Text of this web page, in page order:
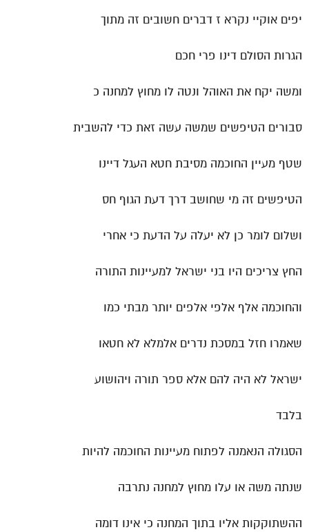
יפים אוקיי נקרא ז דברים חשובים זה מתוך
הגרות הסולם דינו פרי חכם
ומשה יקח את האוהל ונטה לו מחוץ למחנה כ
סבורים הטיפשים שמשה עשה זאת כדי להשבית
שטף מעיין החוכמה מסיבת חטא העגל דיינו
הטיפשים זה מי שחושב דרך דעת הגוף חס
ושלום לומר כן לא יעלה על הדעת כי אחרי
החץ צריכים היו בני ישראל למעיינות התורה
והחוכמה אלף אלפי אלפים יותר מבתי כמו
שאמרו חזל במסכת נדרים אלמלא לא חטאו
ישראל לא היה להם אלא ספר תורה ויהושוע
בלבד
הסגולה הנאמנה לפתוח מעיינות החוכמה להיות
שנתה משה או עלו מחוץ למחנה נתרבה
ההשתוקקות אליו בתוך המחנה כי אינו דומה